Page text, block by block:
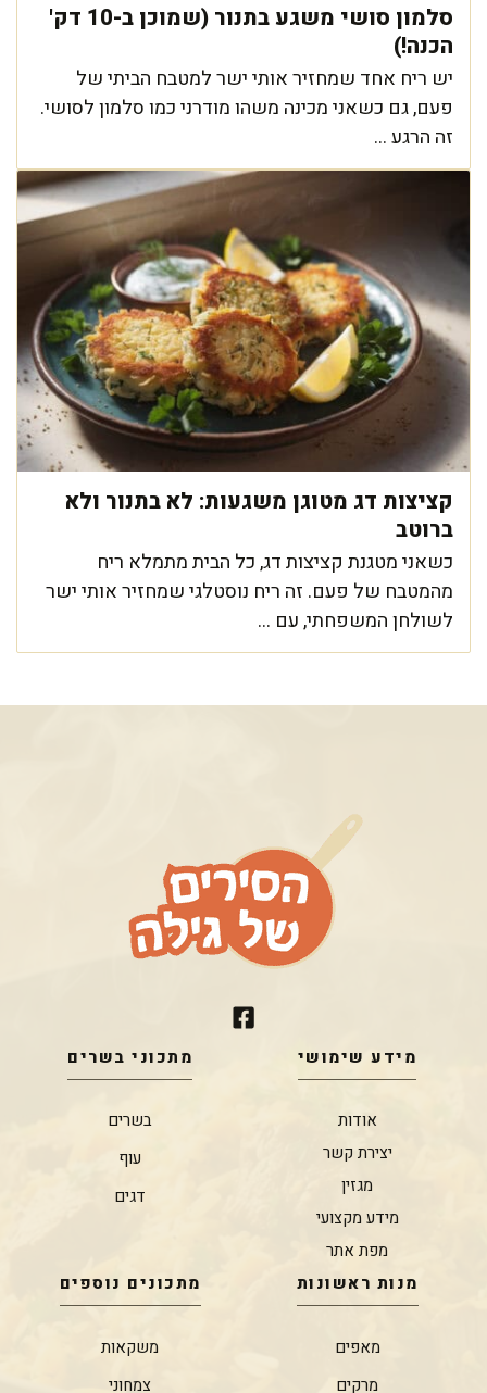
סלמון סושי משגע בתנור (שמוכן ב-10 דק'
הכנה!)
יש ריח אחד שמחזיר אותי ישר למטבח הביתי של
פעם, גם כשאני מכינה משהו מודרני כמו סלמון לסושי.
זה הרגע ...
קציצות דג מטוגן משגעות: לא בתנור ולא
ברוטב
כשאני מטגנת קציצות דג, כל הבית מתמלא ריח
מהמטבח של פעם. זה ריח נוסטלגי שמחזיר אותי ישר
לשולחן המשפחתי, עם ...
מידע שימושי
אודות
יצירת קשר
מגזין
מידע מקצועי
מפת אתר
מתכוני בשרים
בשרים
עוף
דגים
מנות ראשונות
מאפים
מרקים
מתכונים נוספים
משקאות
צמחוני